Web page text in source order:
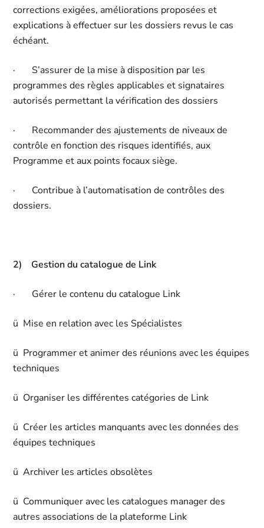
corrections exigées, améliorations proposées et
explications à effectuer sur les dossiers revus le cas
échéant.
· S’assurer de la mise à disposition par les
programmes des règles applicables et signataires
autorisés permettant la vérification des dossiers
· Recommander des ajustements de niveaux de
contrôle en fonction des risques identifiés, aux
Programme et aux points focaux siège.
· Contribue à l’automatisation de contrôles des
dossiers.
2) Gestion du catalogue de Link
· Gérer le contenu du catalogue Link
ü Mise en relation avec les Spécialistes
ü Programmer et animer des réunions avec les équipes
techniques
ü Organiser les différentes catégories de Link
ü Créer les articles manquants avec les données des
équipes techniques
ü Archiver les articles obsolètes
ü Communiquer avec les catalogues manager des
autres associations de la plateforme Link